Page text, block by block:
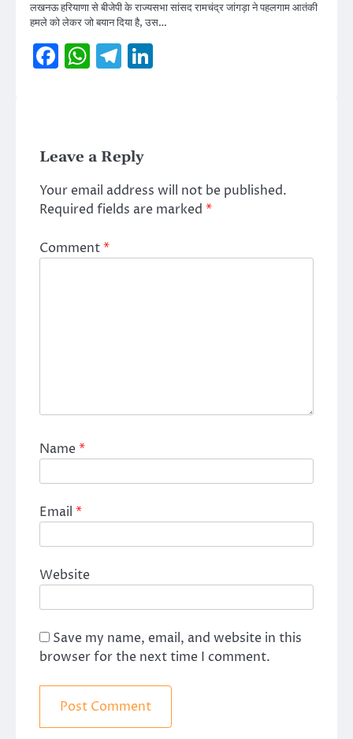
लखनऊ हरियाणा से बीजेपी के राज्यसभा सांसद रामचंद्र जांगड़ा ने पहलगाम आतंकी
हमले को लेकर जो बयान दिया है, उस…
Facebook
WhatsApp
Telegram
Leave a Reply
Your email address will not be published.
Required fields are marked *
Comment*
Name*
Email *
Website
Save my name, email, and website in this
browser for the next time I comment.